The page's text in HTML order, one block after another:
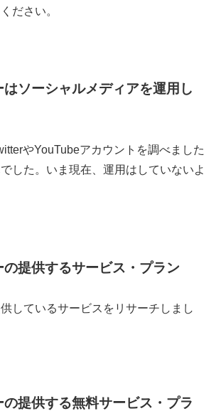
ださい。
ソーシャルメディアを運用し
やYouTubeアカウントを調べました
した。いま現在、運用はしていないよ
の提供するサービス・プラン
しているサービスをリサーチしまし
提供する無料サービス・プラ